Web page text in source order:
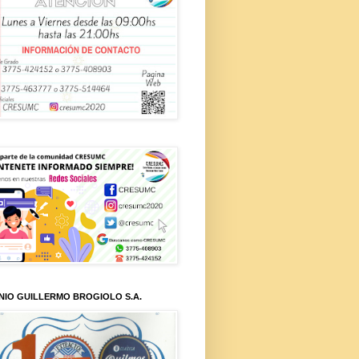
GUILLERMO BROGIOLO S.A.